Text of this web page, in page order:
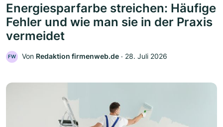
Energiesparfarbe streichen: Häufige
Fehler und wie man sie in der Praxis
vermeidet
FW Von Redaktion firmenweb.de ‧ 28. Juli 2026